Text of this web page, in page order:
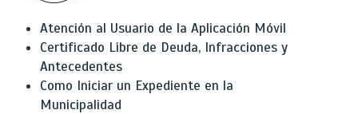
Atención al Usuario de la Aplicación Móvil
Certificado Libre de Deuda, Infracciones y
Antecedentes
Como Iniciar un Expediente en la
Municipalidad